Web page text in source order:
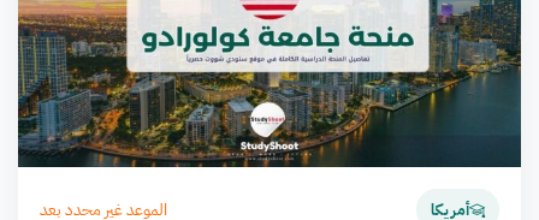
أمريكا الموعد غير محدد بعد